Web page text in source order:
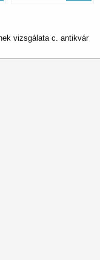
vizsgálata c. antikvár